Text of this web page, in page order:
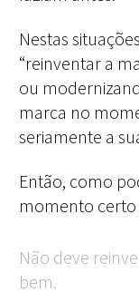
Nestas
“reinventar a
ou
marca no
seriamente a
Então, como
momento certo
Não deve
bem.